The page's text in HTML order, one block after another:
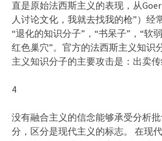
直是原始法西斯主义的表现，从
人讨论文化，我就去找我的枪”）经
“退化的知识分子”，“书呆子”，“软
红色巢穴”。官方的法西斯主义知识
主义知识分子的主要攻击是：出卖传
4
没有融合主义的信念能够承受分析
分，区分是现代主义的标志。 在现